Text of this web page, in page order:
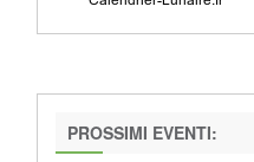
PROSSIMI EVENTI: